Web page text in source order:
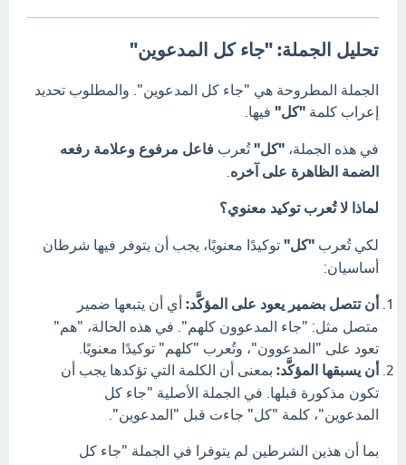
تحليل الجملة: "جاء كل المدعوين"
الجملة المطروحة هي "جاء كل المدعوين". والمطلوب تحديد
إعراب كلمة "كل" فيها.
في هذه الجملة، "كل"تُعرب فاعل مرفوع وعلامة رفعه
الضمة الظاهرة على آخره
لماذا لا تُعرب توكيد معنوي؟
لكي تُعرب "كل" توكيدًا معنويًا، يجب أن يتوفر فيها شرطان
أساسيان:
أن تتصل بضمير يعود على المؤكَّد: أي أن يتبعها ضمير
متصل مثل: "جاء المدعوون كلهم". في هذه الحالة، "هم"
تعود على "المدعوون"، وتُعرب "كلهم" توكيدًا معنويًا.
أن يسبقها المؤكَّد: بمعنى أن الكلمة التي تؤكدها يجب أن
تكون مذكورة قبلها. في الجملة الأصلية "جاء كل
المدعوين"، كلمة "كل" جاءت قبل "المدعوين".
بما أن هذين الشرطين لم يتوفرا في الجملة "جاء كل